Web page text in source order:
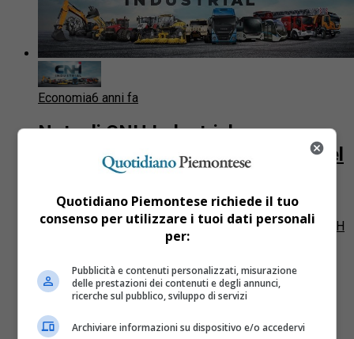
Economia6 anni fa
Nota di CNH Industrial su
accertamenti nelle sedi europee del
In merito agli accertamenti effettuati questa mattina
dalla Guardia di Finanza in alcune sedi del Gruppo, “CNH
Industrial – si legge in una nota – conferma...
Quotidiano Piemontese richiede il tuo
consenso per utilizzare i tuoi dati personali
per:
Pubblicità e contenuti personalizzati, misurazione
delle prestazioni dei contenuti e degli annunci,
ricerche sul pubblico, sviluppo di servizi
Archiviare informazioni su dispositivo e/o accedervi